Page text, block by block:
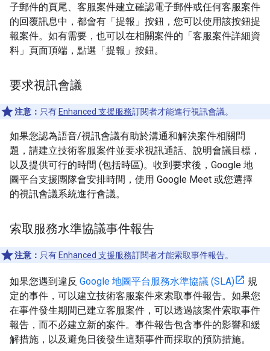
子郵件的頁尾、客服案件建立確認電子郵件或任何客服案件
的回覆訊息中，都會有「提報」按鈕，您可以使用該按鈕提
報案件。如有需要，也可以在相關案件的「客服案件詳細資
料」頁面頂端，點選「提報」按鈕。
要求視訊會議
注意： 只有 Enhanced 支援服務訂閱者才能進行視訊會議。
如果您認為語音/視訊會議有助於溝通和解決案件相關問
題，請建立技術客服案件並要求視訊通話、說明會議目標，
以及提供可行的時間 (包括時區)。收到要求後，Google 地
圖平台支援團隊會安排時間，使用 Google Meet 或您選擇
的視訊會議系統進行會議。
索取服務水準協議事件報告
注意： 只有 Enhanced 支援服務訂閱者才能索取事件報告。
如果您遇到違反 Google 地圖平台服務水準協議 (SLA)
規
定的事件，可以建立技術客服案件來索取事件報告。如果您
在事件發生期間已建立客服案件，可以透過該案件索取事件
報告，而不必建立新的案件。事件報告包含事件的影響和緩
解措施，以及避免日後發生這類事件而採取的預防措施。